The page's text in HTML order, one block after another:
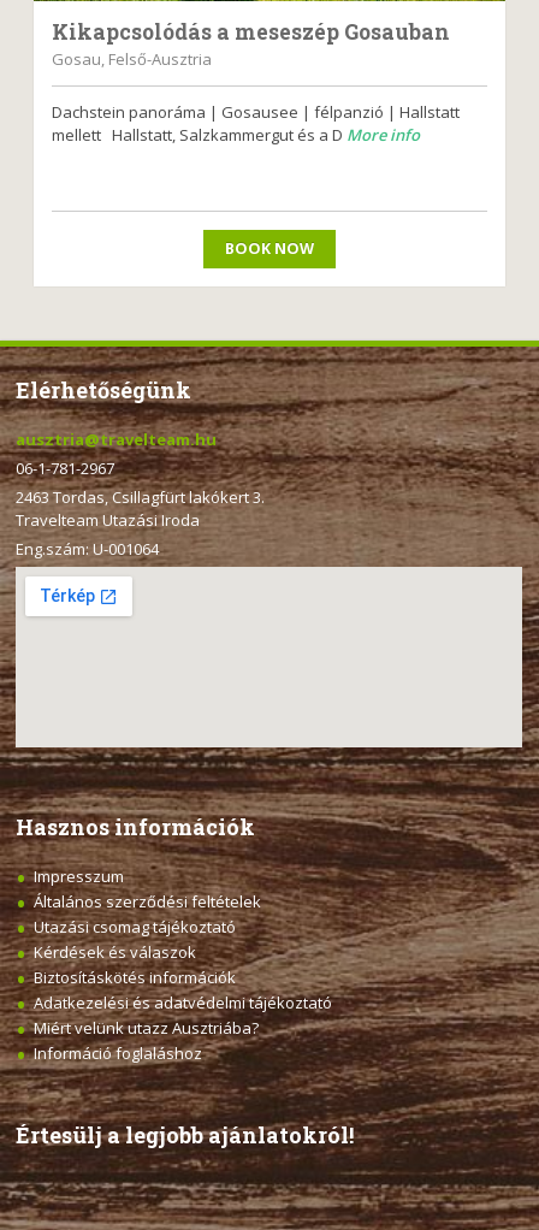
Kikapcsolódás a meseszép Gosauban
Gosau, Felső-Ausztria
Dachstein panoráma | Gosausee | félpanzió | Hallstatt
mellett Hallstatt, Salzkammergut és a D More info
BOOK NOW
Elérhetőségünk
ausztria@travelteam.hu
06-1-781-2967
2463 Tordas, Csillagfürt lakókert 3.
Travelteam Utazási Iroda
Eng.szám: U-001064
Hasznos információk
Impresszum
Általános szerződési feltételek
Utazási csomag tájékoztató
Kérdések és válaszok
Biztosításkötés információk
Adatkezelési és adatvédelmi tájékoztató
Miért velünk utazz Ausztriába?
Információ foglaláshoz
Értesülj a legjobb ajánlatokról!